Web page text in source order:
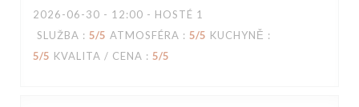
2026-06-30 - 12:00 - HOSTÉ 1
SLUŽBA : 5/5 ATMOSFÉRA : 5/5 KUCHYNĚ :
5/5 KVALITA / CENA : 5/5